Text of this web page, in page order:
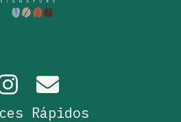
Rápidos